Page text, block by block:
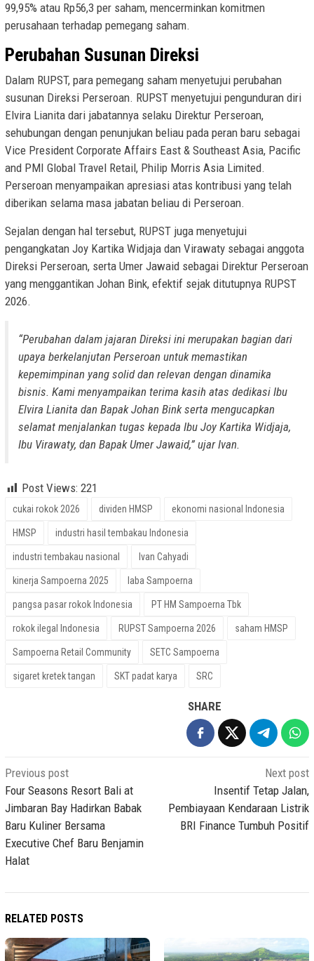
99,95% atau Rp56,3 per saham, mencerminkan komitmen
perusahaan terhadap pemegang saham.
Perubahan Susunan Direksi
Dalam RUPST, para pemegang saham menyetujui perubahan
susunan Direksi Perseroan. RUPST menyetujui pengunduran diri
Elvira Lianita dari jabatannya selaku Direktur Perseroan,
sehubungan dengan penunjukan beliau pada peran baru sebagai
Vice President Corporate Affairs East & Southeast Asia, Pacific
and PMI Global Travel Retail, Philip Morris Asia Limited.
Perseroan menyampaikan apresiasi atas kontribusi yang telah
diberikan selama masa jabatan beliau di Perseroan.
Sejalan dengan hal tersebut, RUPST juga menyetujui
pengangkatan Joy Kartika Widjaja dan Virawaty sebagai anggota
Direksi Perseroan, serta Umer Jawaid sebagai Direktur Perseroan
yang menggantikan Johan Bink, efektif sejak ditutupnya RUPST
2026.
“Perubahan dalam jajaran Direksi ini merupakan bagian dari
upaya berkelanjutan Perseroan untuk memastikan
kepemimpinan yang solid dan relevan dengan dinamika
bisnis. Kami menyampaikan terima kasih atas dedikasi Ibu
Elvira Lianita dan Bapak Johan Bink serta mengucapkan
selamat menjalankan tugas kepada Ibu Joy Kartika Widjaja,
Ibu Virawaty, dan Bapak Umer Jawaid,” ujar Ivan.
Post Views: 221
cukai rokok 2026 dividen HMSP ekonomi nasional Indonesia
HMSP industri hasil tembakau Indonesia
industri tembakau nasional Ivan Cahyadi
kinerja Sampoerna 2025 laba Sampoerna
pangsa pasar rokok Indonesia PT HM Sampoerna Tbk
rokok ilegal Indonesia RUPST Sampoerna 2026 saham HMSP
Sampoerna Retail Community SETC Sampoerna
sigaret kretek tangan SKT padat karya SRC
SHARE
Post
navigation
Previous post
Four Seasons Resort Bali at
Jimbaran Bay Hadirkan Babak
Baru Kuliner Bersama
Executive Chef Baru Benjamin
Halat
Next post
Insentif Tetap Jalan,
Pembiayaan Kendaraan Listrik
BRI Finance Tumbuh Positif
RELATED POSTS